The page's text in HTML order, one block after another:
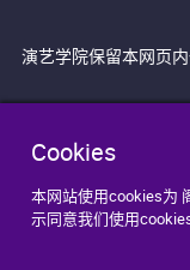
Cookies
本网站使用cookies为
示同意我们使用cookies
演艺学院保留本网页